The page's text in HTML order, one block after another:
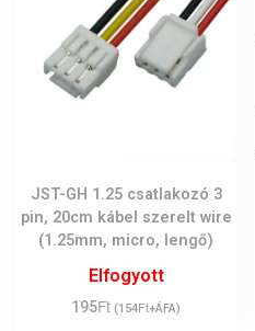
JST-GH 1.25 csatlakozó 3
pin, 20cm kábel szerelt wire
(1.25mm, micro, lengő)
Elfogyott
195Ft (154Ft+ÁFA)